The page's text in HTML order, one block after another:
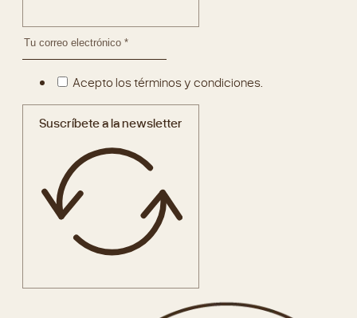
Acepto los términos y condiciones.
Suscríbete a la newsletter